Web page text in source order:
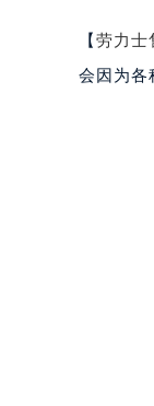
【 劳力士
会因为各